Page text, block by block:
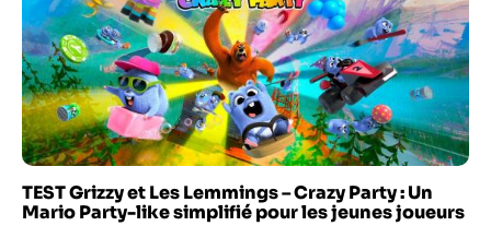
TEST Grizzy et Les Lemmings – Crazy Party : Un
Mario Party-like simplifié pour les jeunes joueurs